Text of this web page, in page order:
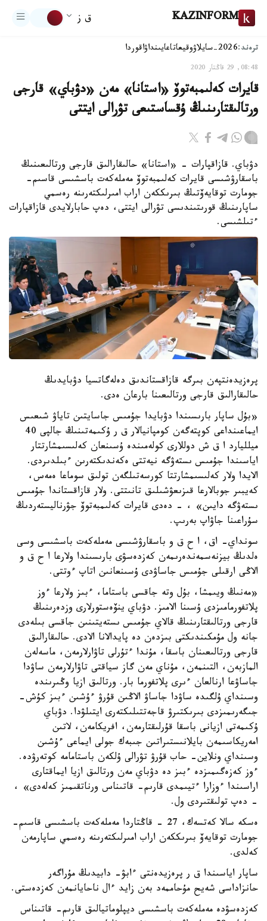
KAZINFORM ق ز
ترەند:2026-سايلاۋ وقيعاتاعايىنداۋاقوردا
08:48, 29 قاڭتار 2020
قايرات كەلىمبەتوۆ «استانا» مەن «دۋباي» قارجى
ورتالىقتارىنىڭ ۇقساستىعى تۋرالى ايتتى
دۋباي. قازاقپارات - «استانا» حالىقارالىق قارجى ورتالىعىنىڭ
باسقارۋشىسى قايرات كەلىمبەتوۆ مەملەكەت باسشىسى قاسىم-
جومارت توقايەۆتىڭ بىرىككەن اراب امىرلىكتەرىنە رەسمي
ساپارىنىڭ قورىتىندىسى تۋرالى ايتتى، دەپ حابارلايدى قازاقپارات
ءتىلشىسى.
پرەزيدەنتپەن بىرگە قازاقستاندىق دەلەگاتسيا دۋبايدىڭ
حالىقارالىق قارجى ورتالىعىنا بارعان ەدى.
«بۇل ساپار بارىسىندا دۋبايدا جۇمىس جاسايتىن تاياۋ شىعىس
ايماعىنداعى كوپتەگەن كومپانيالار ق ر ۇكىمەتىنىڭ جالپى 40
ميلليارد ا ق ش دوللارى كولەمىندە ۇسىنعان كەلىسىمشارتتار
اياسىندا جۇمىس ىستەۋگە نيەتتى ەكەندىكتەرىن ءبىلدىردى.
الايدا ولار كەلىسىمشارتتا كورسەتىلگەن تولىق سوماعا ەمەس،
كەيبىر جوبالارعا قىزىعۋشىلىق تانىتتى. ولار قازاقستاندا جۇمىس
ىستەۋگە دايىن» ، - دەدى قايرات كەلىمبەتوۆ جۋرناليستەردىڭ
سۇراعىنا جاۋاپ بەرىپ.
سونداي- اق، ا ح ق و باسقارۋشىسى مەملەكەت باسشىسى وسى
ەلدىڭ بيزنەسمەندەرىمەن كەزدەسۋى بارىسىندا ولارعا ا ح ق و
الاڭى ارقىلى جۇمىس جاساۋدى ۇسىنعانىن اتاپ ءوتتى.
«مەنىڭ ويىمشا، بۇل وتە جاقسى باستاما، ءبىز ولارعا ءوز
پلاتفورمامىزدى ۇسىنا الامىز. دۋباي ينۆەستورلارى وزدەرىنىڭ
قارجى ورتالىقتارىنىڭ قالاي جۇمىس ىستەيتىنىن جاقسى بىلەدى
جانە ول مۇمكىندىكتى بىزدەن دە پايدالانا الادى. حالىقارالىق
قارجى ورتالىعىنان باسقا، مۇندا ءتۇرلى تاۋارلارمەن، ماسەلەن
المازبەن، التىنمەن، مۇناي مەن گاز سياقتى تاۋارلارمەن ساۋدا
جاساۋعا ارنالعان ءىرى پلاتفورما بار. ورتالىق ازيا وڭىرىندە
وسىنداي ۇلگىدە ساۋدا جاساۋ الاڭىن قۇرۋ ءۇشىن ءبىز كۇش-
جىگەرىمىزدى بىرىكتىرۋ قاجەتتىلىكتەرى ايتىلۋدا. دۋباي
ۇكىمەتى ازيانى باسقا قۇرلىقتارمەن، افريكامەن، لاتىن
امەريكاسىمەن بايلانىستىراتىن جىبەك جولى ايماعى ءۇشىن
وسىنداي ونلاين- حاب قۇرۋ تۋرالى ۇلكەن باستامامە كوتەرۋدە.
ءوز كەزەگىمىزدە ءبىز دە دۋباي مەن ورتالىق ازيا ايماقتارى
اراسىندا ءوزارا ءتيىمدى قارىم- قاتىناس ورناتقىمىز كەلەدى» ،
- دەپ تولىقتىردى ول.
ەسكە سالا كەتسەك، 27 - قاڭتاردا مەملەكەت باسشىسى قاسىم-
جومارت توقايەۆ بىرىككەن اراب امىرلىكتەرىنە رەسمي ساپارمەن
كەلدى.
ساپار اياسىندا ق ر پرەزيدەنتى ءابۋ- دابيدىڭ مۇراگەر
حانزاداسى شەيح مۇحاممەد بەن زايد ءال ناحايانمەن كەزدەستى.
كەزدەسۋدە مەملەكەت باسشىسى ديپلوماتيالىق قارىم- قاتىناس